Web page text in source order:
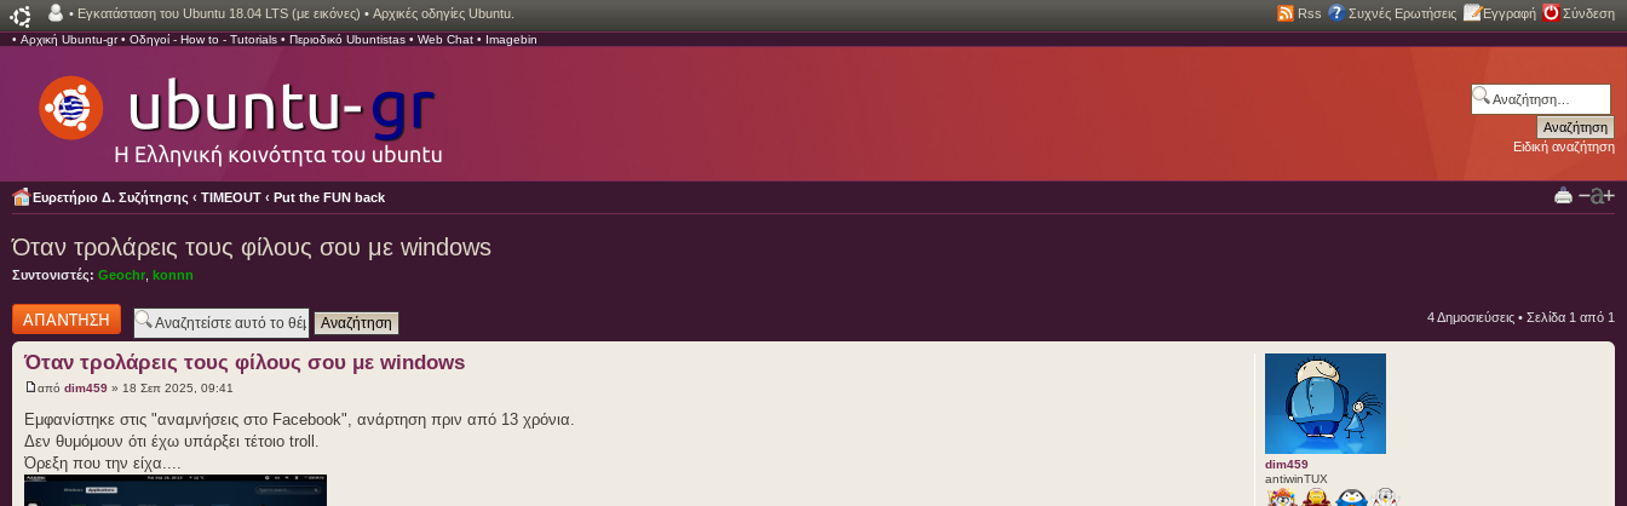
• Εγκατάσταση του Ubuntu 18.04 LTS (με εικόνες) • Αρχικές οδηγίες Ubuntu. Rss Συχνές Ερωτήσεις Εγγραφή Σύνδεση
• Αρχική Ubuntu-gr• Οδηγοί - How to - Tutorials • Περιοδικό Ubuntistas • Web Chat • Imagebin
Ειδική αναζήτηση
Ευρετήριο Δ. Συζήτησης ‹ TIMEOUT ‹ Put the FUN back
Όταν τρολάρεις τους φίλους σου με windows
Συντονιστές: Geochr konnn
Δημιουργία
απάντησης
4 Δημοσιεύσεις • Σελίδα 1 από 1
Όταν τρολάρεις τους φίλους σου με windows
από dim459 » 18 Σεπ 2025, 09:41
Εμφανίστηκε στις "αναμνήσεις στο Facebook", ανάρτηση πριν από 13 χρόνια.
Δεν θυμόμουν ότι έχω υπάρξει τέτοιο troll.
Όρεξη που την είχα....
dim459
antiwinTUX